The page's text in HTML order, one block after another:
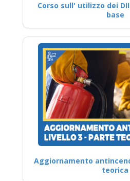
Corso sull' utilizzo dei
base
Aggiornamento
teorica